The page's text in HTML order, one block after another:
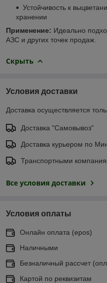
Устойчивость к
хранении
Применение: Идеально
АЗС и других точек продаж.
Скрыть
Условия доставки
Доставка осуществляется
Доставка "Самовывоз"
Доставка курьером по
Транспортными
Все условия доставки
Условия оплаты
Онлайн оплата (еpos)
Наличными
Безналичный рассчет
Картой по реквизитам